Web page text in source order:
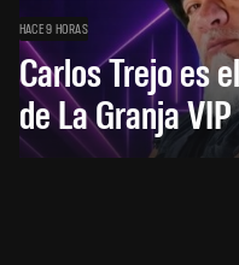
HACE 9 HORAS
Carlos Trejo es
de La Granja